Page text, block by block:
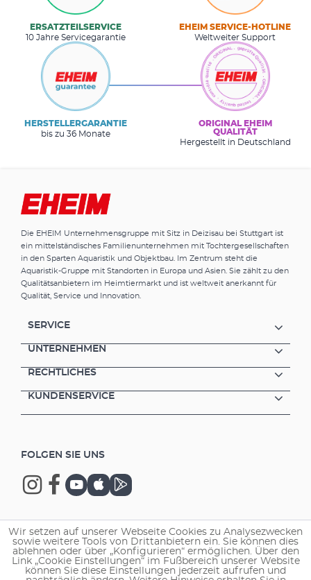
ERSATZTEILSERVICE
10 Jahre Servicegarantie
EHEIM SERVICE-HOTLINE
Weltweiter Support
HERSTELLERGARANTIE
bis zu 36 Monate
ORIGINAL EHEIM
QUALITÄT
Hergestellt in Deutschland
Die EHEIM Unternehmensgruppe mit Sitz in Deizisau bei Stuttgart ist
ein mittelständisches Familienunternehmen mit Tochtergesellschaften
in den Sparten Aquaristik und Objektbau. Im Zentrum steht die
Aquaristik-Gruppe mit Standorten in Europa und Asien. Sie zählt zu den
Qualitätsanbietern im Heimtiermarkt und ist weltweit anerkannt für
Qualität, Service und Innovation.
SERVICE
UNTERNEHMEN
RECHTLICHES
KUNDENSERVICE
FOLGEN SIE UNS
Copyright © 2026 EHEIM GmbH & Co. KG.
Wir setzen auf unserer Webseite Cookies zu Analysezwecken
sowie weitere Tools von Drittanbietern ein. Sie können dies
ablehnen oder über „Konfigurieren“ ermöglichen. Über den
Link „Cookie Einstellungen“ im Fußbereich unserer Website
können Sie diese Einstellungen jederzeit aufrufen und